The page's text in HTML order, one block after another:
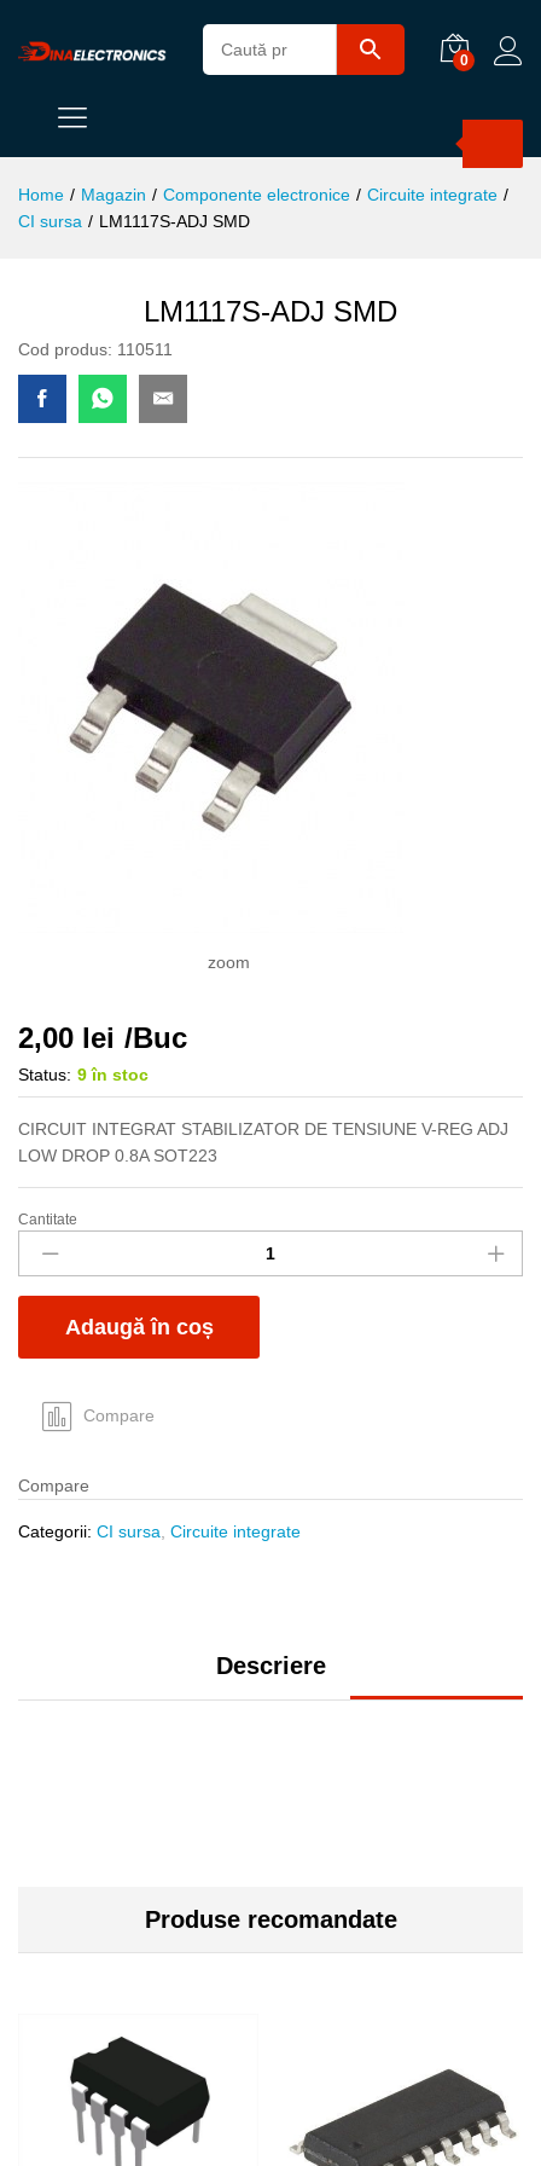
0
Home / Magazin / Componente electronice / Circuite integrate /
CI sursa / LM1117S-ADJ SMD
LM1117S-ADJ SMD
Cod produs: 110511
zoom
2,00 lei /Buc
Status: 9 în stoc
CIRCUIT INTEGRAT STABILIZATOR DE TENSIUNE V-REG ADJ
LOW DROP 0.8A SOT223
LM1117S-
ADJ
SMD
quantity
Cantitate
Adaugă în coș
Compare
Compare
Categorii: CI sursa Circuite integrate
Descriere
Produse recomandate